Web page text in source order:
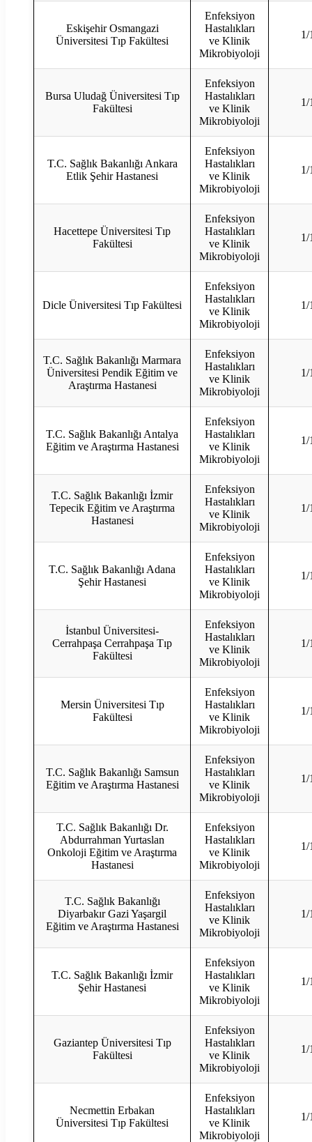
Eskişehir Osmangazi
Üniversitesi Tıp Fakültesi
Enfeksiyon
Hastalıkları
ve Klinik
Mikrobiyoloji
1/
Bursa Uludağ Üniversitesi Tıp
Fakültesi
Enfeksiyon
Hastalıkları
ve Klinik
Mikrobiyoloji
1/
T.C. Sağlık Bakanlığı Ankara
Etlik Şehir Hastanesi
Enfeksiyon
Hastalıkları
ve Klinik
Mikrobiyoloji
1/
Hacettepe Üniversitesi Tıp
Fakültesi
Enfeksiyon
Hastalıkları
ve Klinik
Mikrobiyoloji
1/
Dicle Üniversitesi Tıp Fakültesi
Enfeksiyon
Hastalıkları
ve Klinik
Mikrobiyoloji
1/
T.C. Sağlık Bakanlığı Marmara
Üniversitesi Pendik Eğitim ve
Araştırma Hastanesi
Enfeksiyon
Hastalıkları
ve Klinik
Mikrobiyoloji
1/
T.C. Sağlık Bakanlığı Antalya
Eğitim ve Araştırma Hastanesi
Enfeksiyon
Hastalıkları
ve Klinik
Mikrobiyoloji
1/
T.C. Sağlık Bakanlığı İzmir
Tepecik Eğitim ve Araştırma
Hastanesi
Enfeksiyon
Hastalıkları
ve Klinik
Mikrobiyoloji
1/
T.C. Sağlık Bakanlığı Adana
Şehir Hastanesi
Enfeksiyon
Hastalıkları
ve Klinik
Mikrobiyoloji
1/
İstanbul Üniversitesi-
Cerrahpaşa Cerrahpaşa Tıp
Fakültesi
Enfeksiyon
Hastalıkları
ve Klinik
Mikrobiyoloji
1/
Mersin Üniversitesi Tıp
Fakültesi
Enfeksiyon
Hastalıkları
ve Klinik
Mikrobiyoloji
1/
T.C. Sağlık Bakanlığı Samsun
Eğitim ve Araştırma Hastanesi
Enfeksiyon
Hastalıkları
ve Klinik
Mikrobiyoloji
1/
T.C. Sağlık Bakanlığı Dr.
Abdurrahman Yurtaslan
Onkoloji Eğitim ve Araştırma
Hastanesi
Enfeksiyon
Hastalıkları
ve Klinik
Mikrobiyoloji
1/
T.C. Sağlık Bakanlığı
Diyarbakır Gazi Yaşargil
Eğitim ve Araştırma Hastanesi
Enfeksiyon
Hastalıkları
ve Klinik
Mikrobiyoloji
1/
T.C. Sağlık Bakanlığı İzmir
Şehir Hastanesi
Enfeksiyon
Hastalıkları
ve Klinik
Mikrobiyoloji
1/
Gaziantep Üniversitesi Tıp
Fakültesi
Enfeksiyon
Hastalıkları
ve Klinik
Mikrobiyoloji
1/
Necmettin Erbakan
Üniversitesi Tıp Fakültesi
Enfeksiyon
Hastalıkları
ve Klinik
Mikrobiyoloji
1/